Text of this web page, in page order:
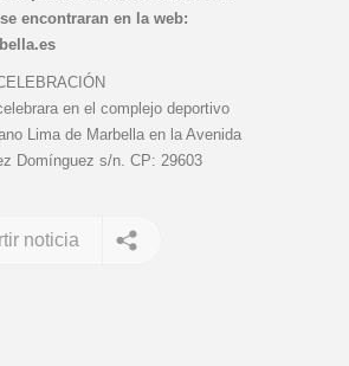
encontraran en la web:
en el complejo deportivo
Lima de Marbella en la Avenida
Domínguez s/n. CP: 29603
noticia